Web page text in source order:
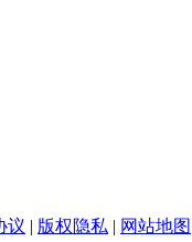
议 | 版权隐私 | 网站地图